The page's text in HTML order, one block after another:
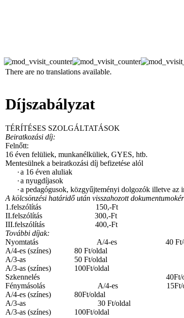
There are no translations available.
Díjszabályzat
TÉRÍTÉSES SZOLGÁLTATÁSOK
Beiratkozási díj:
Felnőtt: 800
16 éven felüliek, munkanélküliek, GYES, htb.
Mentesülnek a beiratkozási díj befizetése alól
·a 16 éven aluliak
·a nyugdíjasok
·a pedagógusok, közgyűjteményi dolgozók illetve az
A kölcsönzési határidő után visszahozott
1.felszólítás 150,-Ft
II.felszólítás 300,-Ft
III.felszólítás 400,-Ft
További díjak:
Nyomtatás A/4-es 40 Ft/
A/4-es (színes) 80 Ft/oldal
A/3-as 50 Ft/oldal
A/3-as (színes) 100Ft/oldal
Szkennelés 40Ft/
Fénymásolás A/4-es 15Ft/
A/4-es (színes) 80Ft/oldal
A/3-as 30 Ft/oldal
A/3-as (színes) 100Ft/oldal